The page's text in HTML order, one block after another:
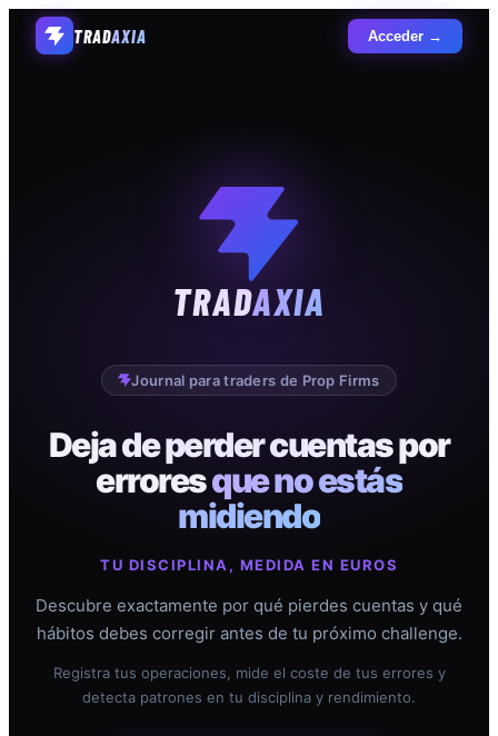
TRADAXIA Acceder →
TRADAXIA
Journal para traders de Prop Firms
Deja de perder cuentas por
erroresque no estás
midiendo
TU DISCIPLINA, MEDIDA EN EUROS
Descubre exactamente por qué pierdes cuentas y qué
hábitos debes corregir antes de tu próximo challenge.
Registra tus operaciones, mide el coste de tus errores y
detecta patrones en tu disciplina y rendimiento.